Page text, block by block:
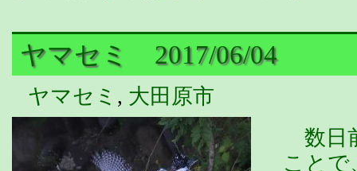
ヤマセミ 2017/06/04
ヤマセミ , 大田原市
数日
ことで